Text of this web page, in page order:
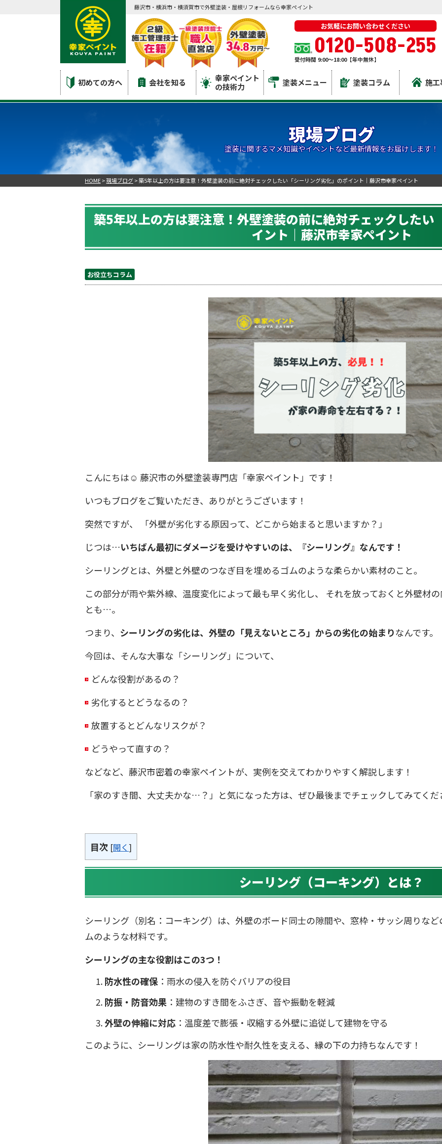
藤沢市・横浜市・横須賀市で外壁塗装・屋根リフォームなら幸家ペイント
お気軽にお問い合わせください
0120-508-255
受付時間 9:00～18:00【年中無休】
初めての方へ 会社を知る
幸家ペイント
の技術力
塗装メニュー 塗装コラム 施工
現場ブログ
塗装に関するマメ知識やイベントなど最新情報をお届けします！
HOME>現場ブログ>築5年以上の方は要注意！外壁塗装の前に絶対チェックしたい「シーリング劣化」のポイント｜藤沢市幸家ペイント
築5年以上の方は要注意！外壁塗装の前に絶対チェックしたい
イント｜藤沢市幸家ペイント
お役立ちコラム
こんにちは☺️ 藤沢市の外壁塗装専門店「幸家ペイント」です！
いつもブログをご覧いただき、ありがとうございます！
突然ですが、 「外壁が劣化する原因って、どこから始まると思いますか？」
じつは…いちばん最初にダメージを受けやすいのは、『シーリング』なんです！
シーリングとは、外壁と外壁のつなぎ目を埋めるゴムのような柔らかい素材のこと。
この部分が雨や紫外線、温度変化によって最も早く劣化し、 それを放っておくと外壁材
とも…。
つまり、 シーリングの劣化は、外壁の「見えないところ」からの劣化の始まりなんです。
今回は、そんな大事な「シーリング」について、
どんな役割があるの？
劣化するとどうなるの？
放置するとどんなリスクが？
どうやって直すの？
などなど、藤沢市密着の幸家ペイントが、実例を交えてわかりやすく解説します！
「家のすき間、大丈夫かな…？」と気になった方は、ぜひ最後までチェックしてみてく
目次 [開く ]
シーリング（コーキング）とは？
シーリング（別名：コーキング）は、外壁のボード同士の隙間や、窓枠・サッシ周りな
ムのような材料です。
シーリングの主な役割はこの3つ！
防水性の確保 ：雨水の侵入を防ぐバリアの役目
防振・防音効果 ：建物のすき間をふさぎ、音や振動を軽減
外壁の伸縮に対応 ：温度差で膨張・収縮する外壁に追従して建物を守る
このように、シーリングは家の防水性や耐久性を支える、縁の下の力持ちなんです！